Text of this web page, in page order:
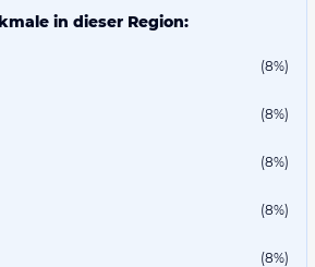
in dieser Region:
(8%)
(8%)
(8%)
(8%)
(8%)